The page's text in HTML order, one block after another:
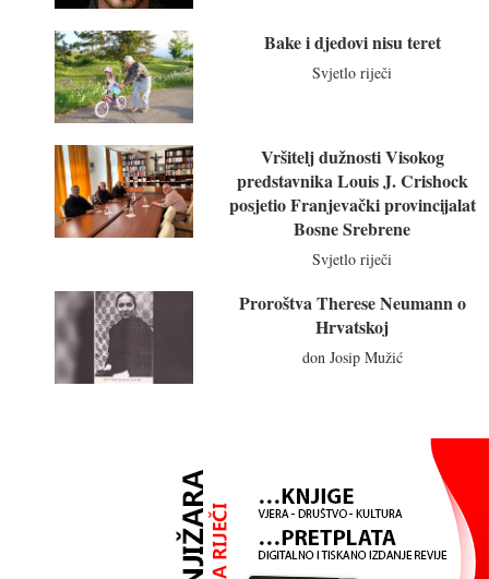
Bake i djedovi nisu teret
Svjetlo riječi
Vršitelj dužnosti Visokog
predstavnika Louis J. Crishock
posjetio Franjevački provincijalat
Bosne Srebrene
Svjetlo riječi
Proroštva Therese Neumann o
Hrvatskoj
don Josip Mužić